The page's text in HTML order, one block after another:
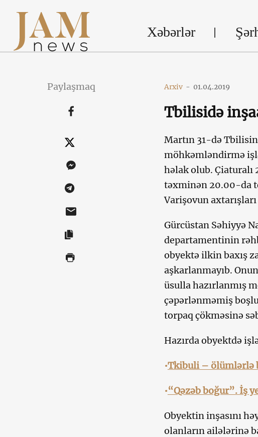
Xəbərlər
Paylaşmaq Arxiv - 01.04.2019
Tbilisidə
Martın 31-də
möhkəmləndirmə
həlak olub.
təxminən 20.00-da
Varişovun
Gürcüstan Səhiyyə
departamentinin
obyektə ilkin baxış
aşkarlanmayıb.
üsulla hazırlanmış
çəpərlənməmiş
torpaq çökməsinə
Hazırda obyektdə
•Tkibuli – ölümlərlə
•“Qəzəb boğur”. İş
Obyektin inşasını
olanların ailələrinə